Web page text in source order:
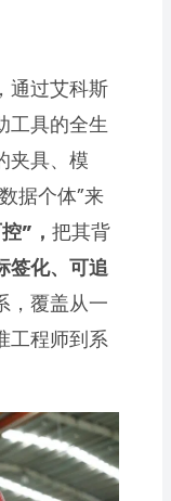
通过艾科斯
工具的全生
夹具、模
据个体”来
”，把其背
签化、可追
，覆盖从一
工程师到系